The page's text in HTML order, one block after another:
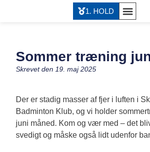
1. HOLD
Sommer træning
Skrevet den 19. maj 2025
Der er stadig masser af fjer i luften i
Badminton Klub, og vi holder
juni måned. Kom og vær med – det
svedigt og måske også lidt udenfor